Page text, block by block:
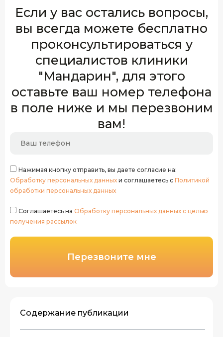
Если у вас остались вопросы,
вы всегда можете бесплатно
проконсультироваться у
специалистов клиники
"Мандарин", для этого
оставьте ваш номер телефона
в поле ниже и мы перезвоним
вам!
Нажимая кнопку отправить, вы даете согласие на:
Обработку персональных данных и соглашаетесь с Политикой
обработки персональных данных
Соглашаетесь на Обработку персональных данных с целью
получения рассылок
Перезвоните мне
Содержание публикации